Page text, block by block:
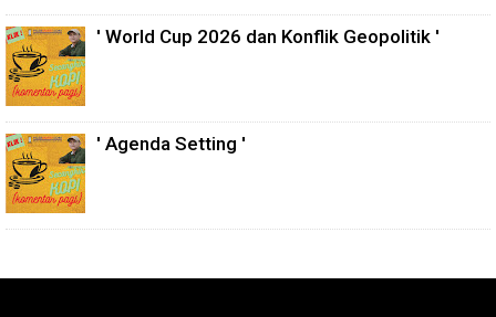
' World Cup 2026 dan Konflik Geopolitik '
' Agenda Setting '